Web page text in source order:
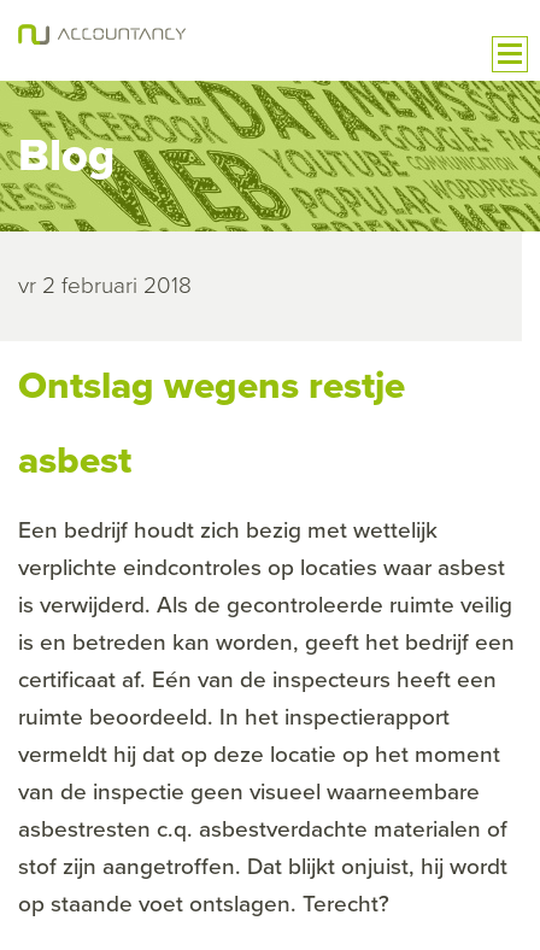
Blog
vr 2 februari 2018
Ontslag wegens restje
asbest
Een bedrijf houdt zich bezig met wettelijk
verplichte eindcontroles op locaties waar asbest
is verwijderd. Als de gecontroleerde ruimte veilig
is en betreden kan worden, geeft het bedrijf een
certificaat af. Eén van de inspecteurs heeft een
ruimte beoordeeld. In het inspectierapport
vermeldt hij dat op deze locatie op het moment
van de inspectie geen visueel waarneembare
asbestresten c.q. asbestverdachte materialen of
stof zijn aangetroffen. Dat blijkt onjuist, hij wordt
op staande voet ontslagen. Terecht?